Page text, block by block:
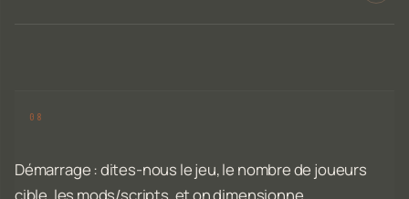
Démarrage : dites-nous le jeu, le nombre de joueurs
cible, les mods/scripts, et on dimensionne.